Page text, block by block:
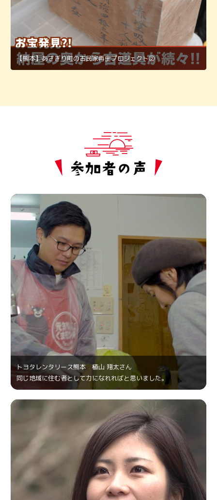
【熊本】あさぎり町の古民家再生プロジェクト②
トヨタレンタリース熊本 植山 翔太さん
同じ地域に住む者として力になれればと思いました。